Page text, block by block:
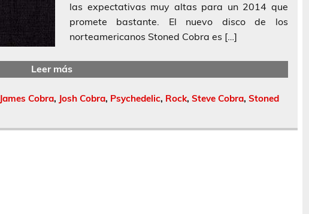
las expectativas muy altas para un 2014 que
promete bastante. El nuevo disco de los
norteamericanos Stoned Cobra es […]
Leer más
James Cobra, Josh Cobra, Psychedelic, Rock, Steve Cobra, Stoned